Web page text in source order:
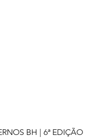
BH | 6ª EDIÇÃO